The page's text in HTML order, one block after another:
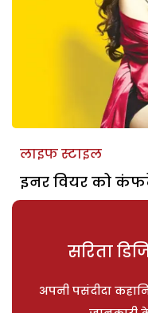
लाइफ स्टाइल
इनर वियर को
सरिता
अपनी पसंदीदा